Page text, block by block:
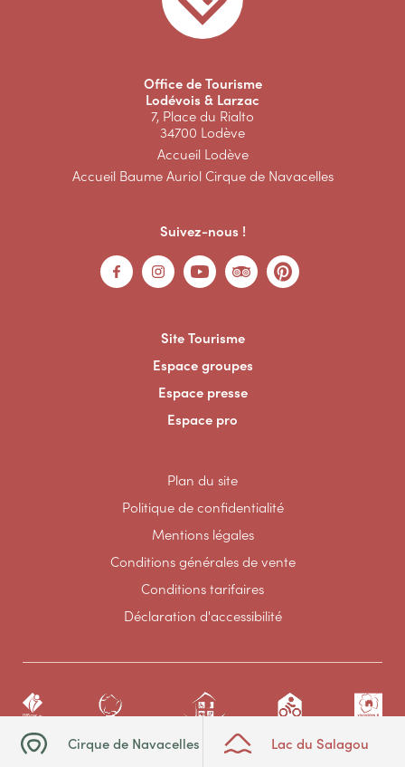
Cirque de Navacelles Lac du Salagou
Office de Tourisme
Lodévois & Larzac
7, Place du Rialto
34700 Lodève
Accueil Lodève
Accueil Baume Auriol Cirque de Navacelles
Suivez-nous !
Site Tourisme
Espace groupes
Espace presse
Espace pro
Plan du site
Politique de confidentialité
Mentions légales
Conditions générales de vente
Conditions tarifaires
Déclaration d'accessibilité